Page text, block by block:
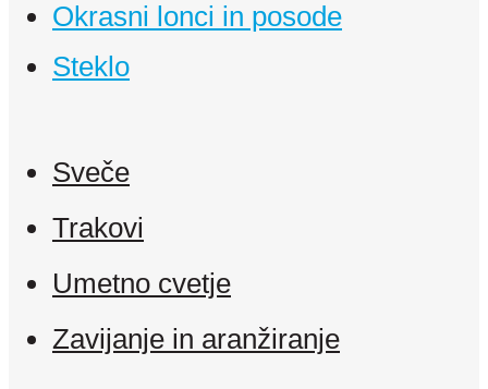
Okrasni lonci in posode
Steklo
Sveče
Trakovi
Umetno cvetje
Zavijanje in aranžiranje